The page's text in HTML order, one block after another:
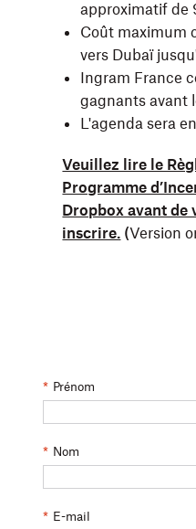
approximatif de
Coût maximum
vers Dubaï
Ingram France
gagnants avant
L'agenda sera
Veuillez lire le
Programme
Dropbox avant de
inscrire. (Version
* Prénom
* Nom
* E-mail